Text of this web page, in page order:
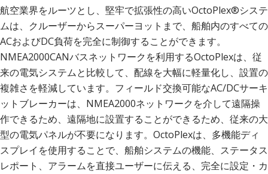
航空業界をルーツとし、堅牢で拡張性の高いOctoPlex®システ
ムは、クルーザーからスーパーヨットまで、船舶内のすべての
ACおよびDC負荷を完全に制御することができます。
NMEA2000CANバスネットワークを利用するOctoPlexは、従
来の電気システムと比較して、配線を大幅に軽量化し、設置の
複雑さを軽減しています。フィールド交換可能なAC/DCサーキ
ットブレーカーは、NMEA2000ネットワークを介して遠隔操
作できるため、遠隔地に設置することができるため、従来の大
型の電気パネルが不要になります。OctoPlexは、多機能ディ
スプレイを使用することで、船舶システムの機能、ステータス
レポート、アラームを直接ユーザーに伝える、完全に設定・カ